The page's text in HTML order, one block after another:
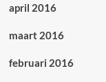
april 2016
maart 2016
februari 2016